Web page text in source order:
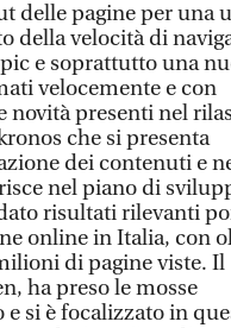
delle pagine per una
della velocità di
e soprattutto una
velocemente e con
novità presenti nel
che si presenta
dei contenuti e
nel piano di
risultati rilevanti
online in Italia, con
di pagine viste. Il
ha preso le mosse
si è focalizzato in